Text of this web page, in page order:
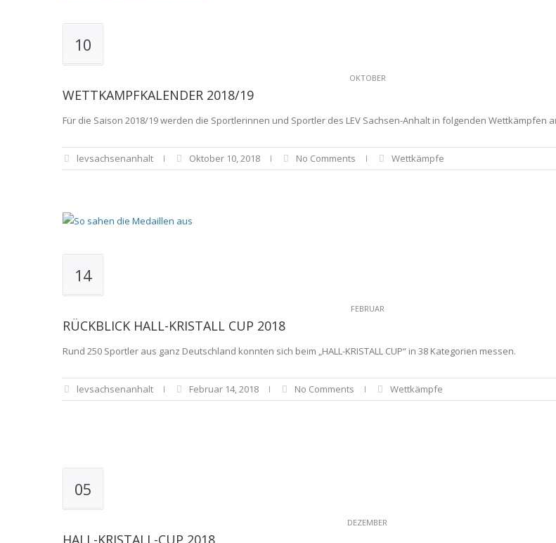
10
OKTOBER
WETTKAMPFKALENDER 2018/19
Für die Saison 2018/19 werden die Sportlerinnen und Sportler des LEV Sachsen-Anhalt in folgenden Wettkämpfen
levsachsenanhalt Oktober 10, 2018 No Comments Wettkämpfe
14
FEBRUAR
RÜCKBLICK HALL-KRISTALL CUP 2018
Rund 250 Sportler aus ganz Deutschland konnten sich beim „HALL-KRISTALL CUP“ in 38 Kategorien messen.
levsachsenanhalt Februar 14, 2018 No Comments Wettkämpfe
05
DEZEMBER
HALL-KRISTALL-CUP 2018